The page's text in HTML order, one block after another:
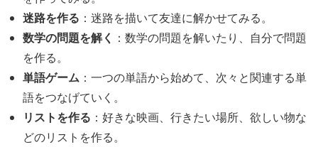
迷路を作る ：迷路を描いて友達に解かせてみる。
数学の問題を解く ：数学の問題を解いたり、自分で問題
を作る。
単語ゲーム ：一つの単語から始めて、次々と関連する単
語をつなげていく。
リストを作る ：好きな映画、行きたい場所、欲しい物な
どのリストを作る。